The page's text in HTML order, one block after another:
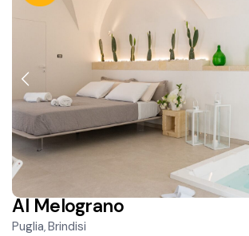
Al Melograno
Puglia,Brindisi